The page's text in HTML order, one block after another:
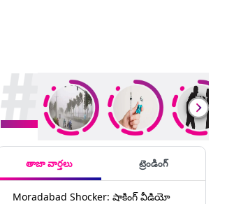
తాజా వార్తలు ట్రెండింగ్
Moradabad Shocker: షాకింగ్ వీడియో